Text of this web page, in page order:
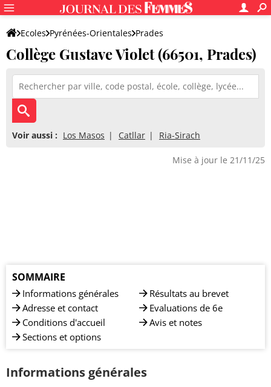
Ecoles Pyrénées-Orientales Prades
Collège Gustave Violet
Collège Gustave Violet (66501, Prades)
Voir aussi : Los Masos Catllar Ria-Sirach
Mise à jour le 21/11/25
SOMMAIRE
Informations générales
Adresse et contact
Conditions d'accueil
Sections et options
Résultats au brevet
Evaluations de 6e
Avis et notes
Informations générales